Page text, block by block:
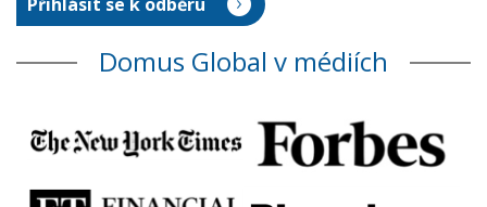
Domus Global v médiích